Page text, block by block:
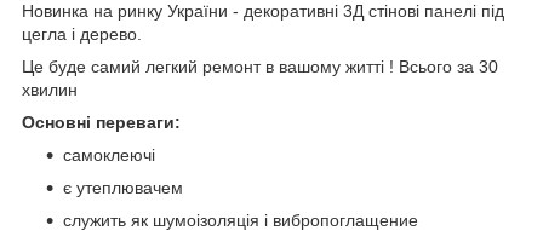
Новинка на ринку України - декоративні 3Д стінові панелі під
цегла і дерево.
Це буде самий легкий ремонт в вашому житті ! Всього за 30
хвилин
Основні переваги:
самоклеючі
є утеплювачем
служить як шумоізоляція і вибропоглащение